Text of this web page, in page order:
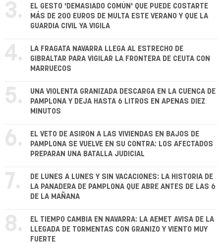
3.
EL GESTO 'DEMASIADO COMÚN' QUE PUEDE COSTARTE
MÁS DE 200 EUROS DE MULTA ESTE VERANO Y QUE LA
GUARDIA CIVIL YA VIGILA
4.
LA FRAGATA NAVARRA LLEGA AL ESTRECHO DE
GIBRALTAR PARA VIGILAR LA FRONTERA DE CEUTA CON
MARRUECOS
5.
UNA VIOLENTA GRANIZADA DESCARGA EN LA CUENCA DE
PAMPLONA Y DEJA HASTA 6 LITROS EN APENAS DIEZ
MINUTOS
6.
EL VETO DE ASIRON A LAS VIVIENDAS EN BAJOS DE
PAMPLONA SE VUELVE EN SU CONTRA: LOS AFECTADOS
PREPARAN UNA BATALLA JUDICIAL
7.
DE LUNES A LUNES Y SIN VACACIONES: LA HISTORIA DE
LA PANADERA DE PAMPLONA QUE ABRE ANTES DE LAS 6
DE LA MAÑANA
8.
EL TIEMPO CAMBIA EN NAVARRA: LA AEMET AVISA DE LA
LLEGADA DE TORMENTAS CON GRANIZO Y VIENTO MUY
FUERTE